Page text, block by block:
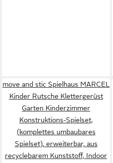
move and stic Spielhaus MARCEL
Kinder Rutsche Klettergerüst
Garten Kinderzimmer
Konstruktions-Spielset,
(komplettes umbaubares
Spielset), erweiterbar, aus
recyclebarem Kunststoff, Indoor